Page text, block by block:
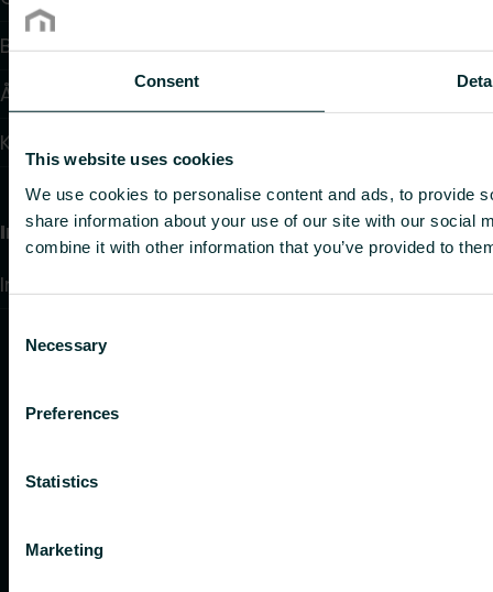
Consent
This website uses cookies
We use cookies to personalise content and ads, to provide
share information about your use of our site with our social
combine it with other information that you’ve provided to
Selection
Necessary
Preferences
Statistics
Marketing
Blogg: Inspiration och insikter
Återförsäljare
Kontakt
Information
Integritetspolicy